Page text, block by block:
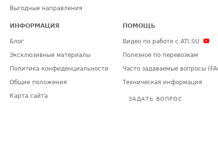
Выгодные направления
ИНФОРМАЦИЯ
Блог
Эксклюзивные материалы
Политика конфиденциальности
Общие положения
Карта сайта
ПОМОЩЬ
Видео по работе с ATI.SU
Полезное по перевозкам
Часто задаваемые вопросы
Техническая информация
ЗАДАТЬ ВОПРОС